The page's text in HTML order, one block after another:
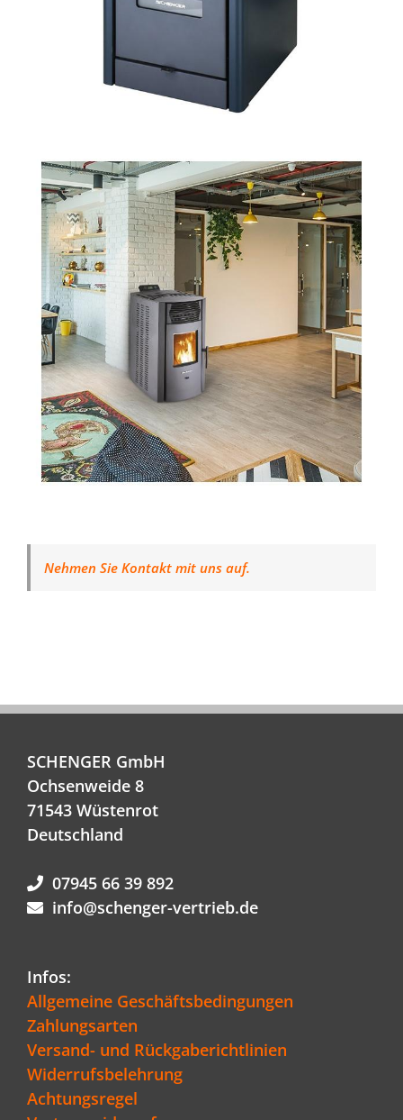
Nehmen Sie Kontakt mit uns auf.
SCHENGER GmbH
Ochsenweide 8
71543 Wüstenrot
Deutschland
07945 66 39 892
info@schenger-vertrieb.de
Infos:
Allgemeine Geschäftsbedingungen
Zahlungsarten
Versand- und Rückgaberichtlinien
Widerrufsbelehrung
Achtungsregel